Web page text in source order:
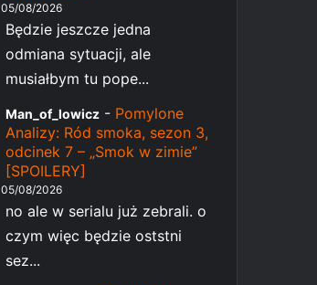
05/08/2026
Będzie jeszcze jedna
odmiana sytuacji, ale
musiałbym tu pope...
Man_of_lowicz - Pomylone
Analizy: Ród smoka, sezon 3,
odcinek 7 – „Smok w zimie”
[SPOILERY]
05/08/2026
no ale w serialu już zebrali. o
czym więc będzie oststni
sez...